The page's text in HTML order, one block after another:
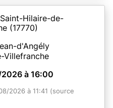
Hilaire-de-
(17770)
d'Angély
Villefranche
à 16:00
2026 à 11:41 (source